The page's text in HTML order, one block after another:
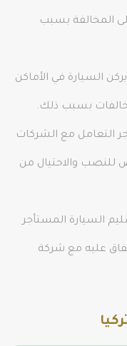
المخالفة بسبب
السيارة في الأماكن
بسبب ذلك.
التعامل مع الشركات
للنصب والاحتيال من
السيارة المستأجر
عليه مع شركة